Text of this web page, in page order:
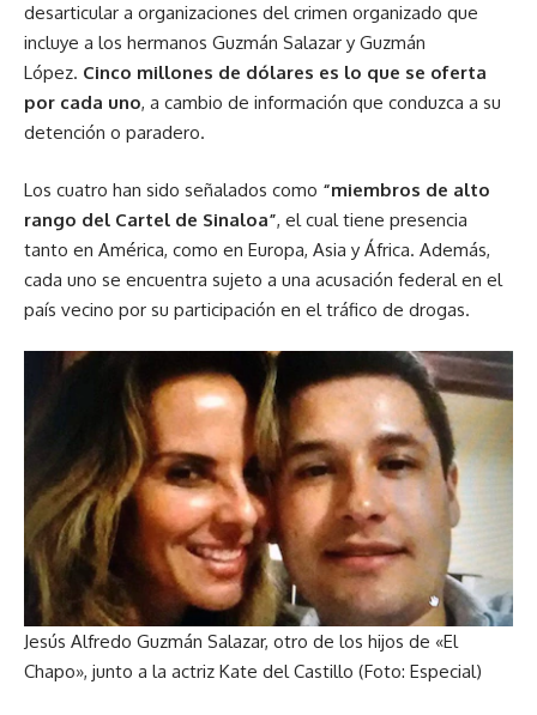
desarticular a organizaciones del crimen organizado que
incluye a los hermanos Guzmán Salazar y Guzmán
López. Cinco millones de dólares es lo que se oferta
por cada uno, a cambio de información que conduzca a su
detención o paradero.
Los cuatro han sido señalados como “miembros de alto
rango del Cartel de Sinaloa”, el cual tiene presencia
tanto en América, como en Europa, Asia y África. Además,
cada uno se encuentra sujeto a una acusación federal en el
país vecino por su participación en el tráfico de drogas.
Jesús Alfredo Guzmán Salazar, otro de los hijos de «El
Chapo», junto a la actriz Kate del Castillo (Foto: Especial)